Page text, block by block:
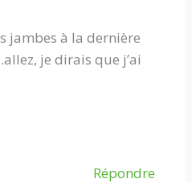
jambes à la dernière
je dirais que j’ai
Répondre